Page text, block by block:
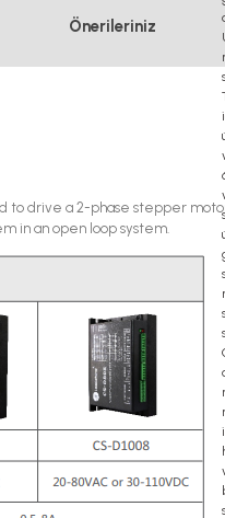
Önerileriniz
to drive a 2-phase stepper
in an open loop system.